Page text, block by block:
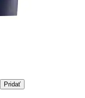
Pridať